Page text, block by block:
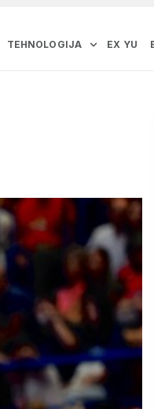
TEHNOLOGIJA EX YU